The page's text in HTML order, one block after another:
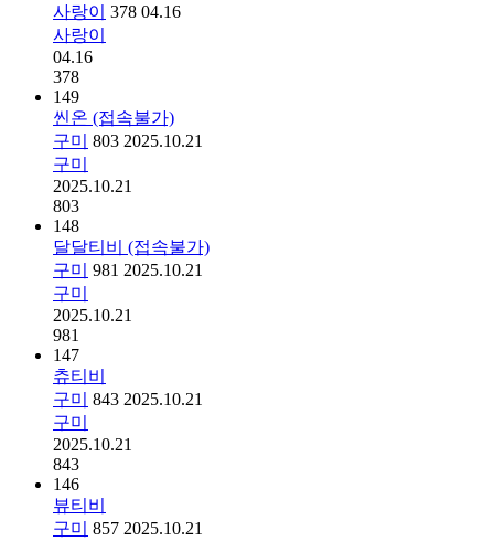
사랑이
378 04.16
사랑이
04.16
378
149
씬온 (접속불가)
구미
803 2025.10.21
구미
2025.10.21
803
148
달달티비 (접속불가)
구미
981 2025.10.21
구미
2025.10.21
981
147
츄티비
구미
843 2025.10.21
구미
2025.10.21
843
146
뷰티비
구미
857 2025.10.21